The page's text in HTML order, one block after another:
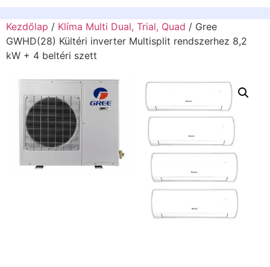
Kezdőlap / Klíma Multi Dual, Trial, Quad / Gree
GWHD(28) Kültéri inverter Multisplit rendszerhez 8,2
kW + 4 beltéri szett